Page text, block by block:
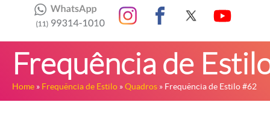
Frequência de
Home » Frequência de Estilo »Quadros » Frequência de Estilo #62